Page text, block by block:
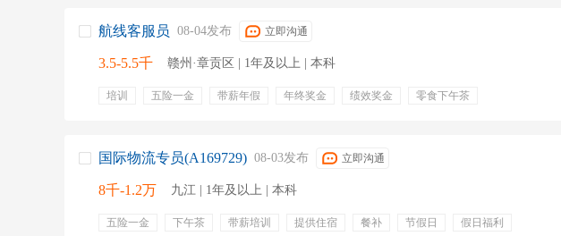
航线客服员 08-04发布 立即沟通
3.5-5.5千 赣州·章贡区 | 1年及以上 | 本科
培训 五险一金 带薪年假 年终奖金 绩效奖金
零食下午茶
国际物流专员(A169729) 08-03发布 立即沟通
8千-1.2万 九江 | 1年及以上 | 本科
五险一金 下午茶 带薪培训 提供住宿 餐补 节假日
假日福利